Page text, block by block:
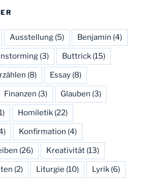
Ausstellung (5) Benjamin (4)
(3) Buttrick (15)
(8) Essay (8)
Finanzen (3) Glauben (3)
Homiletik (22)
Konfirmation (4)
(26) Kreativität (13)
(2) Liturgie (10) Lyrik (6)